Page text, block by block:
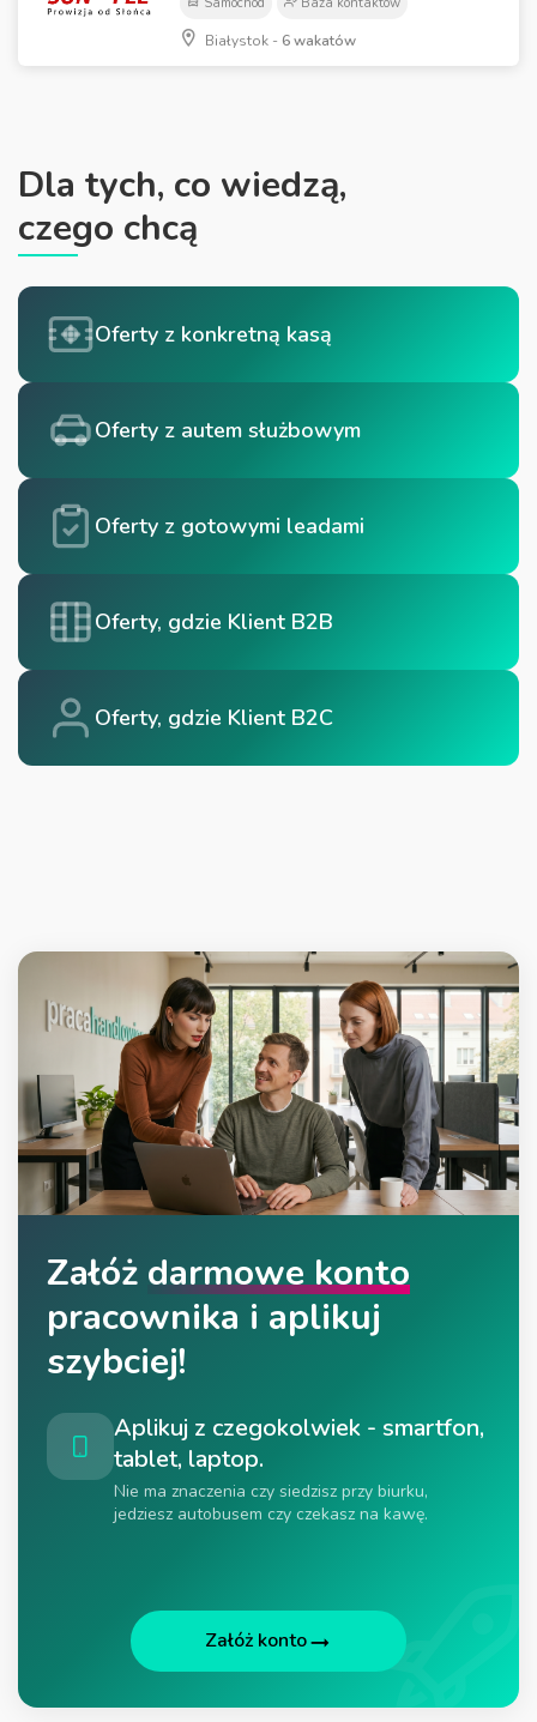
Białystok - 6 wakatów
Dla tych, co wiedzą,
czego chcą
Oferty z konkretną kasą
Oferty z autem służbowym
Oferty z gotowymi leadami
Oferty, gdzie Klient B2B
Oferty, gdzie Klient B2C
Załóż darmowe konto
pracownika i aplikuj
szybciej!
Aplikuj z czegokolwiek - smartfon,
tablet, laptop.
Nie ma znaczenia czy siedzisz przy biurku,
jedziesz autobusem czy czekasz na kawę.
Załóż konto